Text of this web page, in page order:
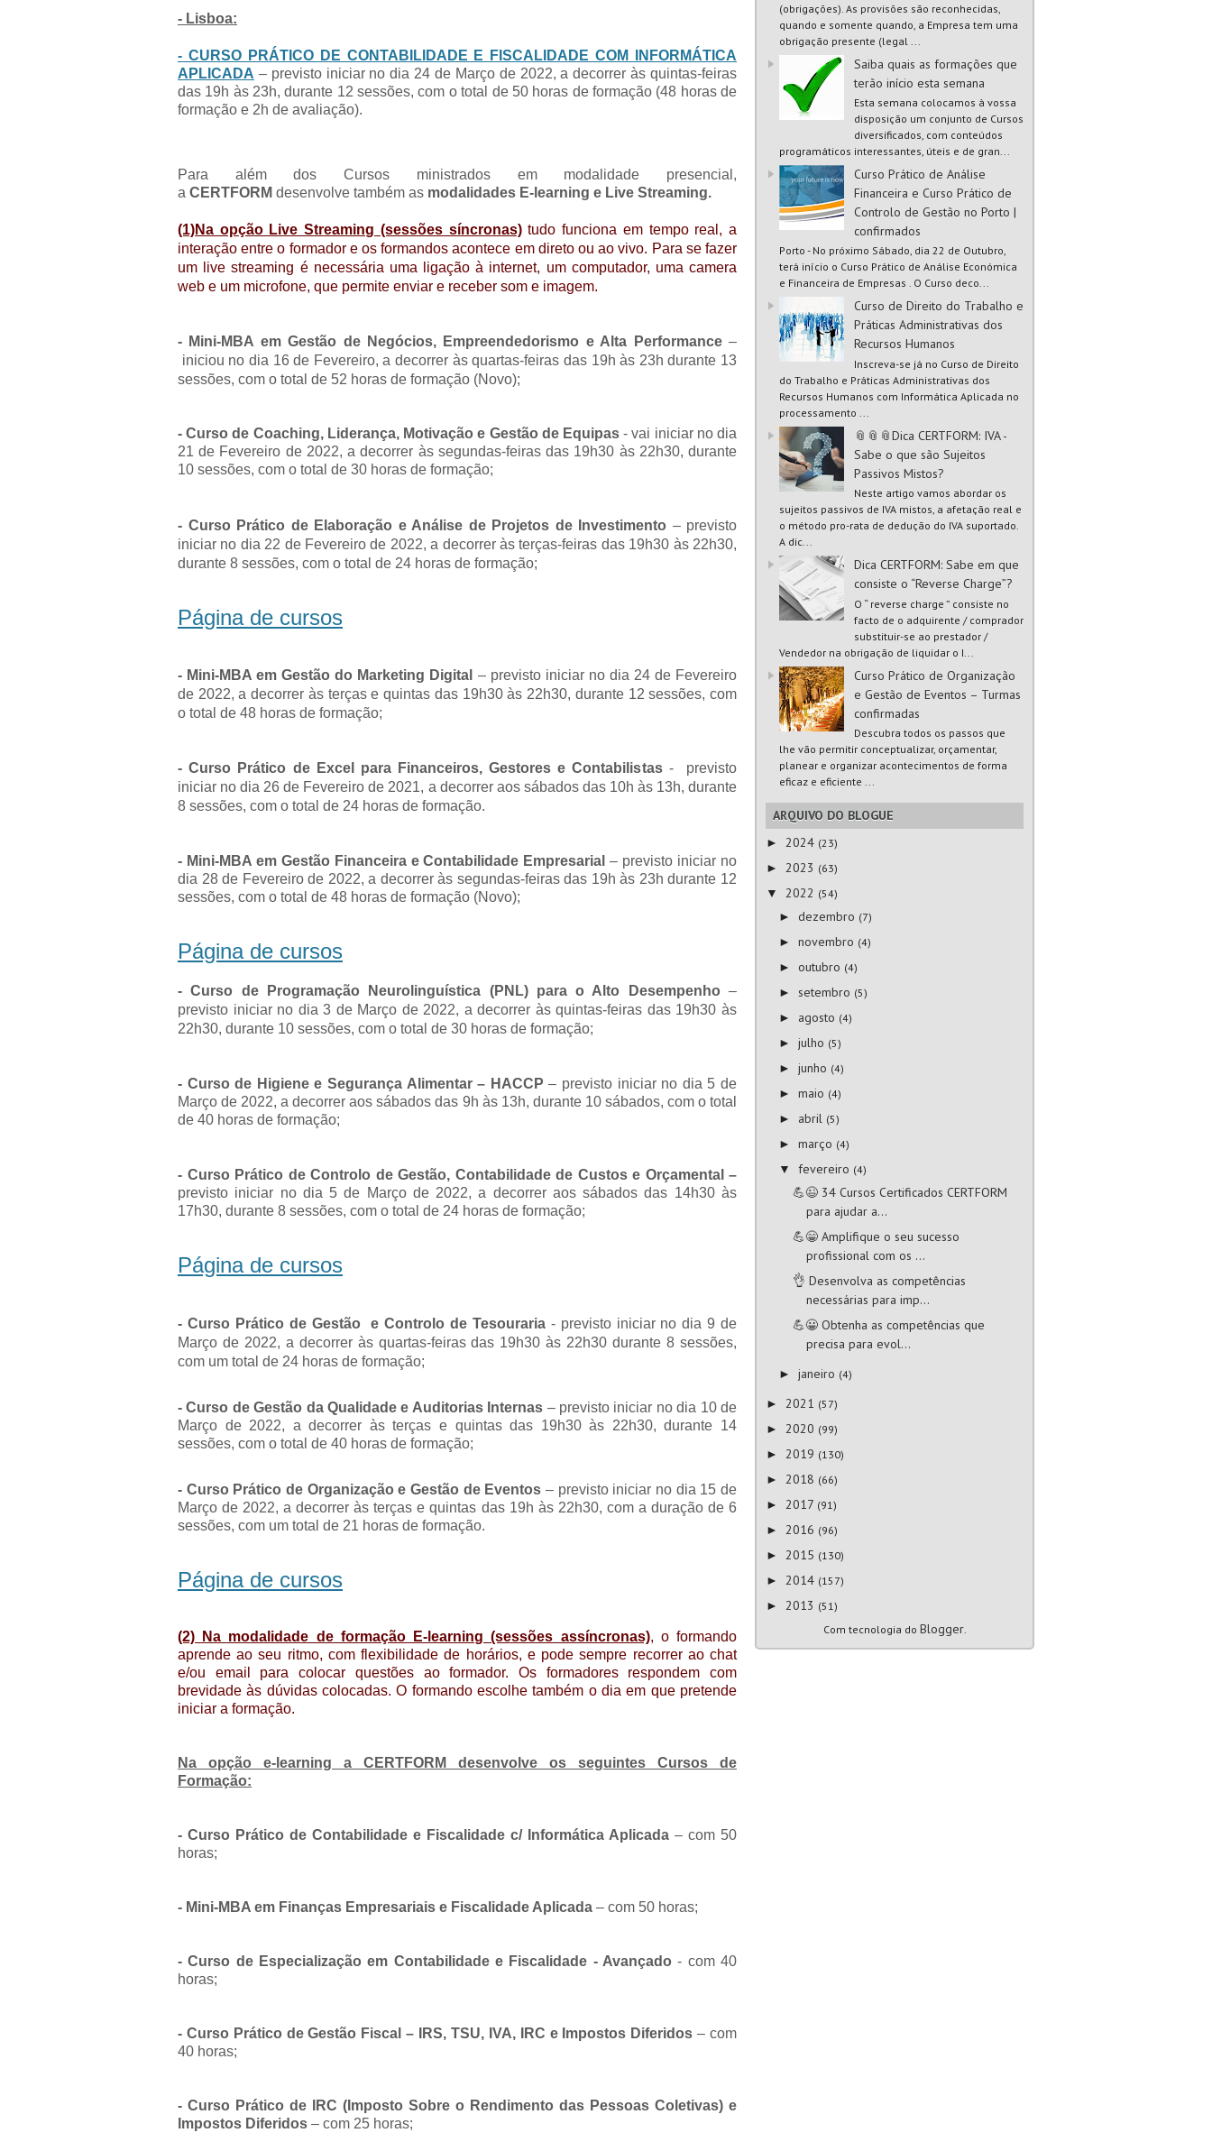
- Lisboa:
- CURSO PRÁTICO DE CONTABILIDADE E FISCALIDADE COM INFORMÁTICA
APLICADA – previsto iniciar no dia 24 de Março de 2022, a decorrer às quintas-feiras
das 19h às 23h, durante 12 sessões, com o total de 50 horas de formação (48 horas de
formação e 2h de avaliação).
Para além dos Cursos ministrados em modalidade presencial,
a CERTFORM desenvolve também as modalidades E-learning e Live Streaming.
(1)Na opção Live Streaming (sessões síncronas)tudo funciona em tempo real, a
interação entre o formador e os formandos acontece em direto ou ao vivo. Para se fazer
um live streaming é necessária uma ligação à internet, um computador, uma camera
web e um microfone, que permite enviar e receber som e imagem.
- Mini-MBA em Gestão de Negócios, Empreendedorismo e Alta Performance–
iniciou no dia 16 de Fevereiro, a decorrer às quartas-feiras das 19h às 23h durante 13
sessões, com o total de 52 horas de formação (Novo);
- Curso de Coaching, Liderança, Motivação e Gestão de Equipas-vai iniciar no dia
21 de Fevereiro de 2022, a decorrer às segundas-feiras das 19h30 às 22h30, durante
10 sessões, com o total de 30 horas de formação;
- Curso Prático de Elaboração e Análise de Projetos de Investimento – previsto
iniciar no dia 22 de Fevereiro de 2022, a decorrer às terças-feiras das 19h30 às 22h30,
durante 8 sessões, com o total de 24 horas de formação;
Página de cursos
- Mini-MBA em Gestão do Marketing Digital – previsto iniciar no dia 24 de Fevereiro
de 2022, a decorrer às terças e quintas das 19h30 às 22h30, durante 12 sessões, com
o total de 48 horas de formação;
- Curso Prático de Excel para Financeiros, Gestores e Contabilistas - previsto
iniciar no dia 26 de Fevereiro de 2021, a decorrer aos sábados das 10h às 13h, durante
8 sessões, com o total de 24 horas de formação.
- Mini-MBA em Gestão Financeira e Contabilidade Empresarial – previsto iniciar no
dia 28 de Fevereiro de 2022, a decorrer às segundas-feiras das 19h às 23h durante 12
sessões, com o total de 48 horas de formação (Novo);
Página de cursos
- Curso de Programação Neurolinguística (PNL) para o Alto Desempenho –
previsto iniciar no dia 3 de Março de 2022, a decorrer às quintas-feiras das 19h30 às
22h30, durante 10 sessões, com o total de 30 horas de formação;
- Curso de Higiene e Segurança Alimentar – HACCP – previsto iniciar no dia 5 de
Março de 2022, a decorrer aos sábados das 9h às 13h, durante 10 sábados, com o total
de 40 horas de formação;
- Curso Prático de Controlo de Gestão, Contabilidade de Custos e Orçamental –
previsto iniciar no dia 5 de Março de 2022, a decorrer aos sábados das 14h30 às
17h30, durante 8 sessões, com o total de 24 horas de formação;
Página de cursos
- Curso Prático de Gestão e Controlo de Tesouraria- previsto iniciar no dia 9 de
Março de 2022, a decorrer às quartas-feiras das 19h30 às 22h30 durante 8 sessões,
com um total de 24 horas de formação;
- Curso de Gestão da Qualidade e Auditorias Internas – previsto iniciar no dia 10 de
Março de 2022, a decorrer às terças e quintas das 19h30 às 22h30, durante 14
sessões, com o total de 40 horas de formação;
- Curso Prático de Organização e Gestão de Eventos – previsto iniciar no dia 15 de
Março de 2022, a decorrer às terças e quintas das 19h às 22h30, com a duração de 6
sessões, com um total de 21 horas de formação.
Página de cursos
(2) Na modalidade de formação E-learning (sessões assíncronas), o formando
aprende ao seu ritmo, com flexibilidade de horários, e pode sempre recorrer ao chat
e/ou email para colocar questões ao formador. Os formadores respondem com
brevidade às dúvidas colocadas. O formando escolhe também o dia em que pretende
iniciar a formação.
Na opção e-learning a CERTFORM desenvolve os seguintes Cursos de
Formação:
- Curso Prático de Contabilidade e Fiscalidade c/ Informática Aplicada – com 50
horas;
- Mini-MBA em Finanças Empresariais e Fiscalidade Aplicada – com 50 horas;
- Curso de Especialização em Contabilidade e Fiscalidade - Avançado - com 40
horas;
- Curso Prático de Gestão Fiscal – IRS, TSU, IVA, IRC e Impostos Diferidos – com
40 horas;
- Curso Prático de IRC (Imposto Sobre o Rendimento das Pessoas Coletivas) e
Impostos Diferidos – com 25 horas;
(obrigações). As provisões são reconhecidas,
quando e somente quando, a Empresa tem uma
obrigação presente (legal ...
Saiba quais as formações que
terão início esta semana
Esta semana colocamos à vossa
disposição um conjunto de Cursos
diversificados, com conteúdos
programáticos interessantes, úteis e de gran...
Curso Prático de Análise
Financeira e Curso Prático de
Controlo de Gestão no Porto |
confirmados
Porto - No próximo Sábado, dia 22 de Outubro,
terá início o Curso Prático de Análise Económica
e Financeira de Empresas . O Curso deco...
Curso de Direito do Trabalho e
Práticas Administrativas dos
Recursos Humanos
Inscreva-se já no Curso de Direito
do Trabalho e Práticas Administrativas dos
Recursos Humanos com Informática Aplicada no
processamento ...
📎📎📎Dica CERTFORM: IVA -
Sabe o que são Sujeitos
Passivos Mistos?
Neste artigo vamos abordar os
sujeitos passivos de IVA mistos, a afetação real e
o método pro-rata de dedução do IVA suportado.
A dic...
Dica CERTFORM: Sabe em que
consiste o “Reverse Charge”?
O “ reverse charge ” consiste no
facto de o adquirente / comprador
substituir-se ao prestador /
Vendedor na obrigação de liquidar o I...
Curso Prático de Organização
e Gestão de Eventos – Turmas
confirmadas
Descubra todos os passos que
lhe vão permitir conceptualizar, orçamentar,
planear e organizar acontecimentos de forma
eficaz e eficiente ...
ARQUIVO DO BLOGUE
► 2024 (23)
► 2023 (63)
▼ 2022 (54)
►dezembro (7)
►novembro (4)
►outubro (4)
► setembro (5)
► agosto (4)
►julho (5)
►junho (4)
►maio (4)
► abril (5)
►março (4)
▼fevereiro (4)
💪😉 34 Cursos Certificados CERTFORM
para ajudar a...
💪😁 Amplifique o seu sucesso
profissional com os ...
👌 Desenvolva as competências
necessárias para imp...
💪😀 Obtenha as competências que
precisa para evol...
►janeiro (4)
► 2021 (57)
► 2020 (99)
► 2019 (130)
► 2018 (66)
► 2017 (91)
► 2016 (96)
► 2015 (130)
► 2014 (157)
► 2013 (51)
Com tecnologia do Blogger.